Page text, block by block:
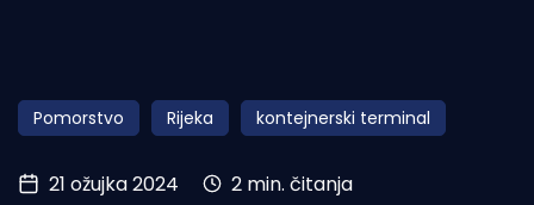
Obala
Otoci
Turizam i nautika
Pomorstvo Rijeka kontejnerski terminal
21 ožujka 2024 2 min. čitanja